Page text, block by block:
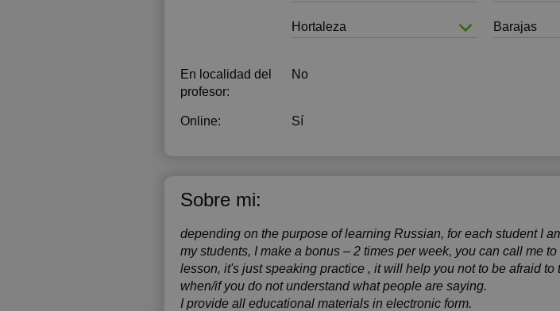
Hortaleza Barajas
En localidad del
profesor:
No
Online: Sí
Sobre mi:
depending on the purpose of learning Russian, for each student I
my students, I make a bonus – 2 times per week, you can call me
lesson, it's just speaking practice , it will help you not to be afraid
when/if you do not understand what people are saying.
I provide all educational materials in electronic form.